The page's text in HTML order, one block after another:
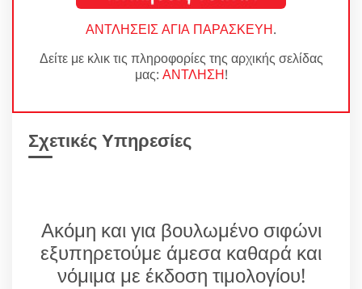
ΑΝΤΛΗΣΕΙΣ ΑΓΙΑ ΠΑΡΑΣΚΕΥΗ.
Δείτε με κλικ τις πληροφορίες της αρχικής σελίδας
μας: ΑΝΤΛΗΣΗ!
Σχετικές Υπηρεσίες
Ακόμη και για βουλωμένο σιφώνι
εξυπηρετούμε άμεσα καθαρά και
νόμιμα με έκδοση τιμολογίου!